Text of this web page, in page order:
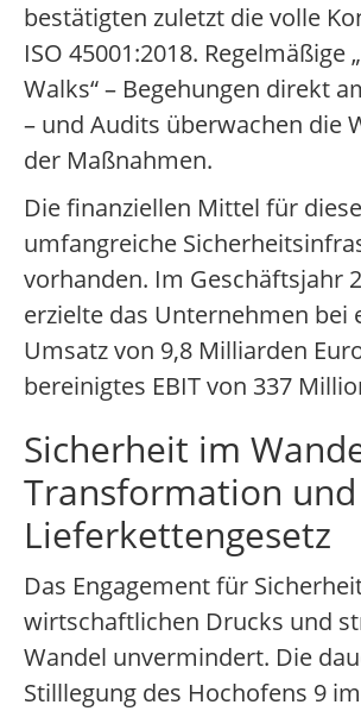
bestätigten zuletzt die volle
ISO 45001:2018. Regelmäßige
Walks“ – Begehungen direkt
– und Audits überwachen die
der Maßnahmen.
Die finanziellen Mittel für diese
umfangreiche
vorhanden. Im Geschäftsjahr
erzielte das Unternehmen bei
Umsatz von 9,8 Milliarden
bereinigtes EBIT von 337
Sicherheit im
Transformation und
Lieferkettengesetz
Das Engagement für
wirtschaftlichen Drucks und
Wandel unvermindert. Die
Stilllegung des Hochofens 9